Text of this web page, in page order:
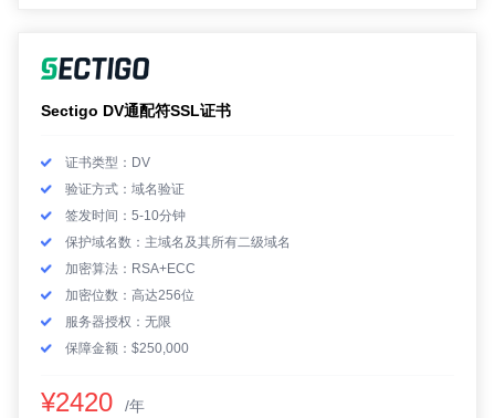
Sectigo DV通配符SSL证书
证书类型：DV
验证方式：域名验证
签发时间：5-10分钟
保护域名数：主域名及其所有二级域名
加密算法：RSA+ECC
加密位数：高达256位
服务器授权：无限
保障金额：$250,000
¥2420 /年